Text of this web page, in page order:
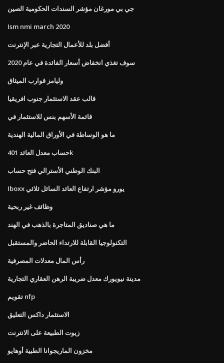
جي بي مورغان مؤشر السندات الحكومية الصين
Ism nmi march 2020
أفضل بلد للأعمال التجارية عبر الإنترنت
سوف تغذي انخفاض أسعار الفائدة في عام 2020
وليامز قوارب الميثاق
قالب عقد الاستثمار جنوب افريقيا
قائمة الأسهم بنس للاستثمار في
ما هو الوساطة في الأوراق المالية الهندية
حساب معدل العائد 401k
البنك الوطني الأسترالي فتح حساب
Iboxx يورو مؤشر ارتفاع العائد السائل ثلاثي
وظائف غير ربحية
ما هي صناديق المتاجرة بالذهب في الهند
التكنولوجيا القابلة للارتداء الحاضر والمستقبل
رأس المال معدلات المصرفية
مدينة نيويورك معدل ضريبة الرهن العقاري التجارية
تقويم nfp
الاستثمار داكس التعليق
زيوت الطبيعة على الانترنت
مخزون الماريجوانا الطبية أوهايو